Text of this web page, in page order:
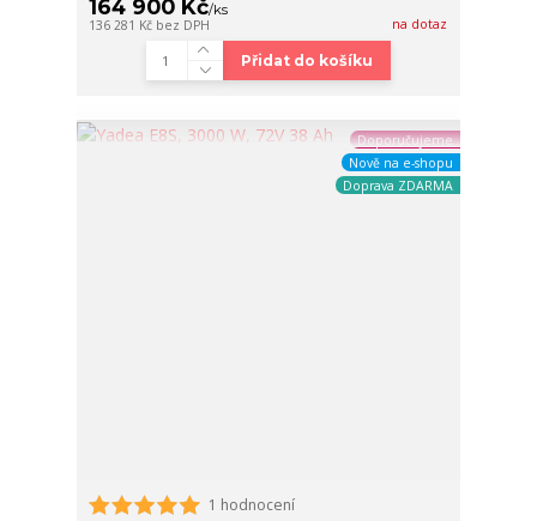
164 900 Kč/ks
136 281 Kč bez DPH na dotaz
Přidat do košíku
Doporučujeme
Nově na e-shopu
Doprava ZDARMA
1 hodnocení